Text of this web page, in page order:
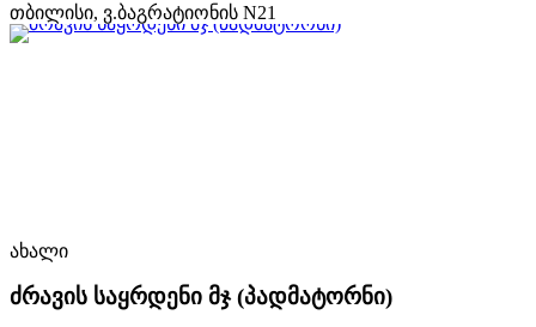
თბილისი, ვ.ბაგრატიონის N21
ახალი
ძრავის საყრდენი მჯ (პადმატორნი)